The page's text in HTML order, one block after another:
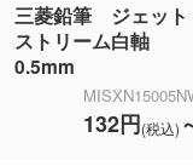
三菱鉛筆 ジェット
ストリーム白軸
0.5mm
132円(税込)